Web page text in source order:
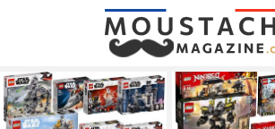
LATEST
STORIES